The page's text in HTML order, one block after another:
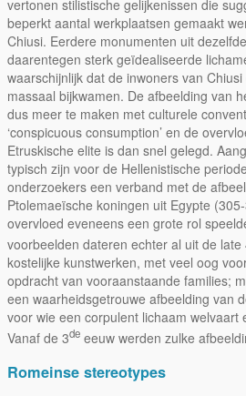
vertonen stilistische gelijkenissen die
beperkt aantal werkplaatsen gemaakt
Chiusi. Eerdere monumenten uit
daarentegen sterk geïdealiseerde
waarschijnlijk dat de inwoners van
massaal bijkwamen. De afbeelding van
dus meer te maken met culturele
‘conspicuous consumption’ en de
Etruskische elite is dan snel gelegd.
typisch zijn voor de Hellenistische
onderzoekers een verband met de
Ptolemaeïsche koningen uit Egypte
overvloed eveneens een grote rol
voorbeelden dateren echter al uit de late
kostelijke kunstwerken, met veel oog
opdracht van vooraanstaande families;
een waarheidsgetrouwe afbeelding van
voor wie een corpulent lichaam welvaart
Vanaf de 3de eeuw werden zulke
Romeinse stereotypes